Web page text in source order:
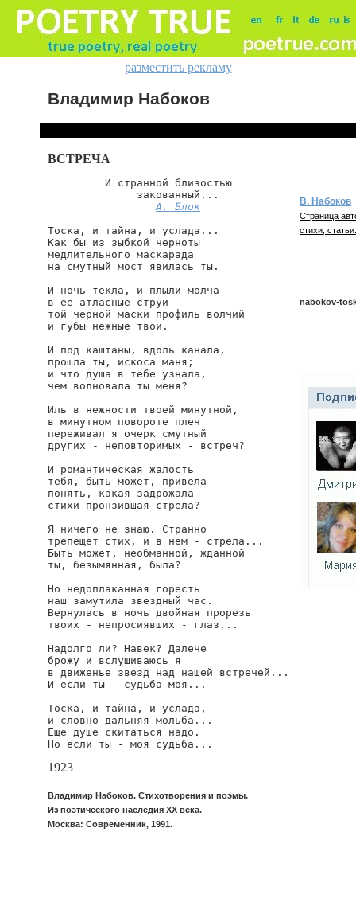
разместить рекламу
Владимир Набоков
ВСТРЕЧА
         И странной близостью
              закованный...
А. Блок
Тоска, и тайна, и услада...
Как бы из зыбкой черноты
медлительного маскарада
на смутный мост явилась ты.
И ночь текла, и плыли молча
в ее атласные струи
той черной маски профиль волчий
и губы нежные твои.
И под каштаны, вдоль канала,
прошла ты, искоса маня;
и что душа в тебе узнала,
чем волновала ты меня?
Иль в нежности твоей минутной,
в минутном повороте плеч
переживал я очерк смутный
других - неповторимых - встреч?
И романтическая жалость
тебя, быть может, привела
понять, какая задрожала
стихи пронзившая стрела?
Я ничего не знаю. Странно
трепещет стих, и в нем - стрела...
Быть может, необманной, жданной
ты, безымянная, была?
Но недоплаканная горесть
наш замутила звездный час.
Вернулась в ночь двойная прорезь
твоих - непросиявших - глаз...
Надолго ли? Навек? Далече
брожу и вслушиваюсь я
в движенье звезд над нашей встречей...
И если ты - судьба моя...
Тоска, и тайна, и услада,
и словно дальняя мольба...
Еще душе скитаться надо.
Но если ты - моя судьба...
1923
Владимир Набоков. Стихотворения и поэмы.
Из поэтического наследия XX века.
Москва: Современник, 1991.
В. Набоков
Страница
стихи, статьи.
nabokov-